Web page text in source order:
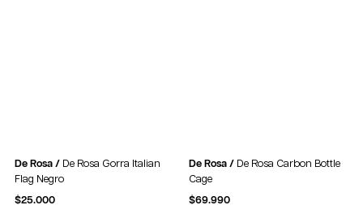
De Rosa / De Rosa Gorra Italian
Flag Negro
$25.000
De Rosa / De Rosa Carbon Bottle
Cage
$69.990